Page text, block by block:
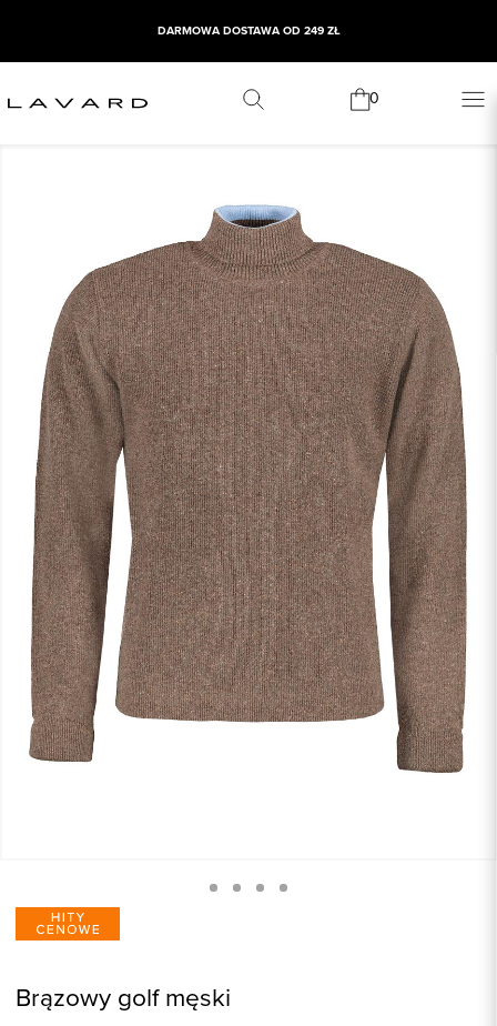
DARMOWA DOSTAWA OD 249 ZŁ
0
Brązowy golf męski